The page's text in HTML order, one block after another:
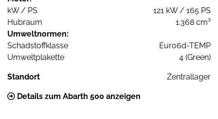
kW / PS
121 kW / 165 PS
Hubraum
1.368 cm³
Umweltnormen:
Schadstoffklasse
Euro6d-TEMP
Umweltplakette
4 (Green)
Standort Zentrallager
Details zum Abarth 500 anzeigen